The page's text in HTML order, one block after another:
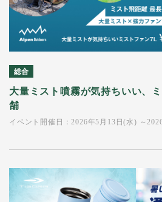
総合
大量ミスト噴霧が気持ちいい、
舗
イベント開催日：2026年5月13日(水) ～